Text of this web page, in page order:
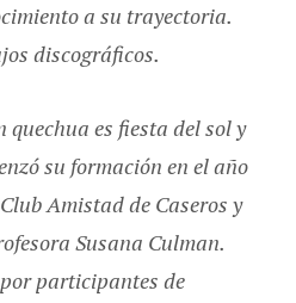
a su trayectoria.
discográficos.
quechua es fiesta del sol y
su formación en el año
Amistad de Caseros y
Susana Culman.
participantes de